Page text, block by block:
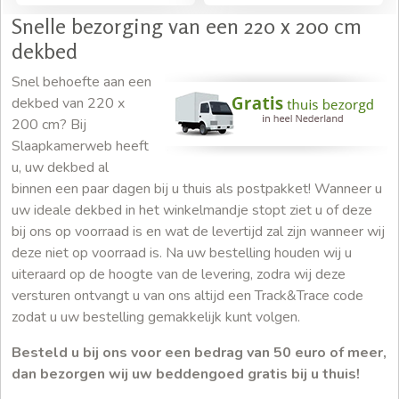
Snelle bezorging van een 220 x 200 cm
dekbed
Snel behoefte aan een
dekbed van 220 x
200 cm? Bij
Slaapkamerweb heeft
u, uw dekbed al
binnen een paar dagen bij u thuis als postpakket! Wanneer u
uw ideale dekbed in het winkelmandje stopt ziet u of deze
bij ons op voorraad is en wat de levertijd zal zijn wanneer wij
deze niet op voorraad is. Na uw bestelling houden wij u
uiteraard op de hoogte van de levering, zodra wij deze
versturen ontvangt u van ons altijd een Track&Trace code
zodat u uw bestelling gemakkelijk kunt volgen.
Besteld u bij ons voor een bedrag van 50 euro of meer,
dan bezorgen wij uw beddengoed gratis bij u thuis!